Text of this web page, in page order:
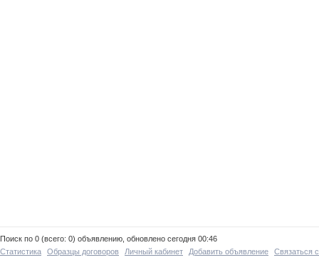
Поиск по 0 (всего: 0) объявлению, обновлено сегодня 00:46
Статистика
Образцы договоров Личный кабинет Добавить объявление Связаться